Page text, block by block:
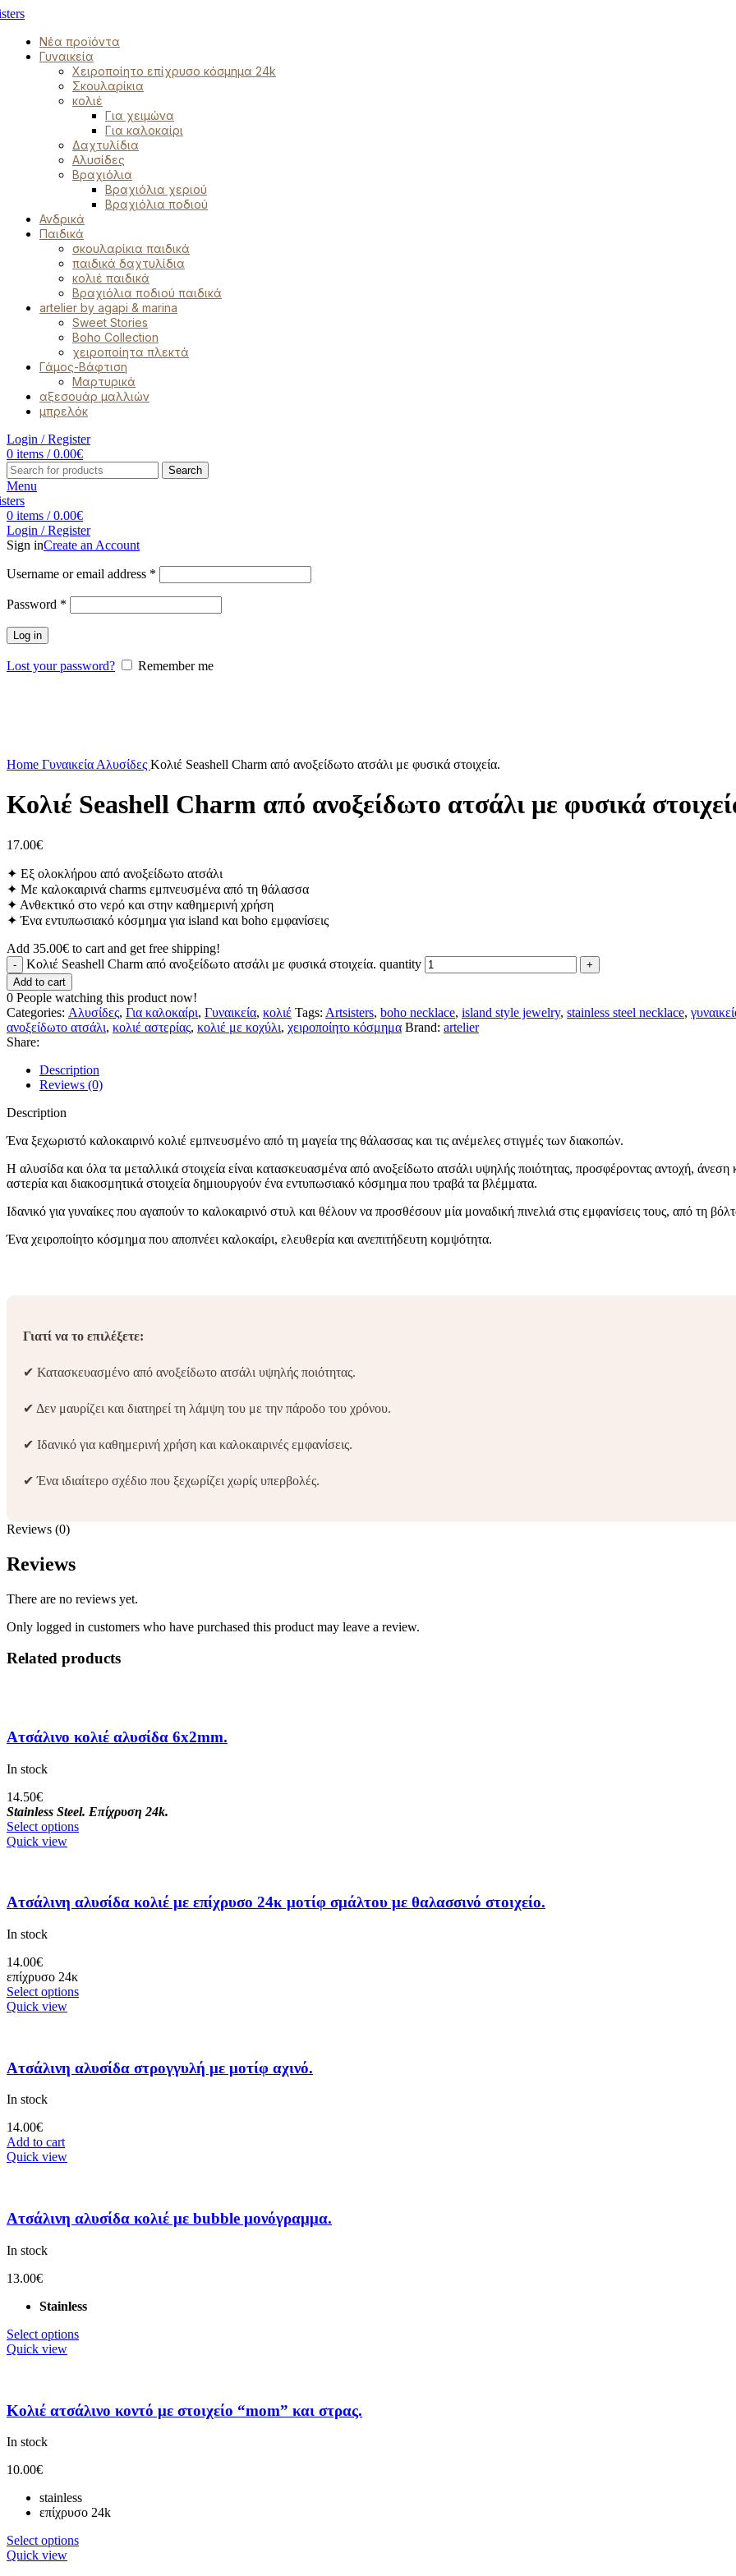
Νέα προϊόντα
Γυναικεία
Χειροποίητο επίχρυσο κόσμημα 24k
Σκουλαρίκια
κολιέ
Για χειμώνα
Για καλοκαίρι
Δαχτυλίδια
Αλυσίδες
Βραχιόλια
Βραχιόλια χεριού
Βραχιόλια ποδιού
Ανδρικά
Παιδικά
σκουλαρίκια παιδικά
παιδικά δαχτυλίδια
κολιέ παιδικά
Βραχιόλια ποδιού παιδικά
artelier by agapi & marina
Sweet Stories
Boho Collection
χειροποίητα πλεκτά
Γάμος-Βάφτιση
Μαρτυρικά
αξεσουάρ μαλλιών
μπρελόκ
Login / Register
0 items / 0.00€
Search
Menu
0 items / 0.00€
Login / Register
Sign inCreate an Account
Username or email address *
Password *
Log in
Lost your password? Remember me
Home Γυναικεία Αλυσίδες Κολιέ Seashell Charm από ανοξείδωτο ατσάλι με φυσικά στοιχεία.
Κολιέ Seashell Charm από ανοξείδωτο ατσάλι με φυσικά
17.00€
✦ Εξ ολοκλήρου από ανοξείδωτο ατσάλι
✦ Με καλοκαιρινά charms εμπνευσμένα από τη θάλασσα
✦ Ανθεκτικό στο νερό και στην καθημερινή χρήση
✦ Ένα εντυπωσιακό κόσμημα για island και boho εμφανίσεις
Add 35.00€ to cart and get free shipping!
Κολιέ Seashell Charm από ανοξείδωτο ατσάλι με φυσικά στοιχεία. quantity
Add to cart
0 People watching this product now!
Categories: Αλυσίδες, Για καλοκαίρι, Γυναικεία, κολιέ Tags: Artsisters, boho necklace, island style jewelry, stainless steel necklace,
ανοξείδωτο ατσάλι, κολιέ αστερίας, κολιέ με κοχύλι, χειροποίητο κόσμημα Brand: artelier
Share:
Description
Reviews (0)
Description
Ένα ξεχωριστό καλοκαιρινό κολιέ εμπνευσμένο από τη μαγεία της θάλασσας και τις ανέμελες στιγμές των διακοπών.
Η αλυσίδα και όλα τα μεταλλικά στοιχεία είναι κατασκευασμένα από ανοξείδωτο ατσάλι υψηλής ποιότητας, προσφέροντας αντοχή,
αστερία και διακοσμητικά στοιχεία δημιουργούν ένα εντυπωσιακό κόσμημα που τραβά τα βλέμματα.
Ιδανικό για γυναίκες που αγαπούν το καλοκαιρινό στυλ και θέλουν να προσθέσουν μία μοναδική πινελιά στις εμφανίσεις τους, από τη
Ένα χειροποίητο κόσμημα που αποπνέει καλοκαίρι, ελευθερία και ανεπιτήδευτη κομψότητα.
Γιατί να το επιλέξετε:
✔ Κατασκευασμένο από ανοξείδωτο ατσάλι υψηλής ποιότητας.
✔ Δεν μαυρίζει και διατηρεί τη λάμψη του με την πάροδο του χρόνου.
✔ Ιδανικό για καθημερινή χρήση και καλοκαιρινές εμφανίσεις.
✔ Ένα ιδιαίτερο σχέδιο που ξεχωρίζει χωρίς υπερβολές.
Reviews (0)
Reviews
There are no reviews yet.
Only logged in customers who have purchased this product may leave a review.
Related products
Ατσάλινo κολιέ αλυσίδα 6x2mm.
In stock
14.50€
Stainless Steel. Επίχρυση 24k.
Select options
Quick view
Ατσάλινη αλυσίδα κολιέ με επίχρυσο 24κ μοτίφ σμάλτου με θαλασσινό στοιχείο.
In stock
14.00€
επίχρυσο 24κ
Select options
Quick view
Ατσάλινη αλυσίδα στρογγυλή με μοτίφ αχινό.
In stock
14.00€
Add to cart
Quick view
Ατσάλινη αλυσίδα κολιέ με bubble μονόγραμμα.
In stock
13.00€
Stainless
Select options
Quick view
Κολιέ ατσάλινο κοντό με στοιχείο “mom” και στρας.
In stock
10.00€
stainless
επίχρυσο 24k
Select options
Quick view